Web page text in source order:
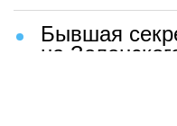
Бывшая
на